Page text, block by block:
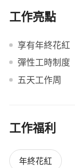
工作亮點
享有年終花紅
彈性工時制度
五天工作周
工作福利
年終花紅